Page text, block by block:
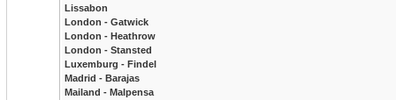
Lissabon
London - Gatwick
London - Heathrow
London - Stansted
Luxemburg - Findel
Madrid - Barajas
Mailand - Malpensa